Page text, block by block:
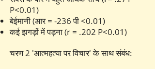
P<0.01)
बेईमानी (आर = -236 पी <0.01)
कई झगड़ों में पड़ना (r = .202 P<0.01)
चरण 2 'आत्महत्या पर विचार' के साथ संबंध: